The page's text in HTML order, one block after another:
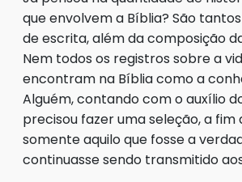
que envolvem a Bíblia? São
de escrita, além da composição
Nem todos os registros sobre a
encontram na Bíblia como a
Alguém, contando com o auxílio
precisou fazer uma seleção, a fim
somente aquilo que fosse a
continuasse sendo transmitido